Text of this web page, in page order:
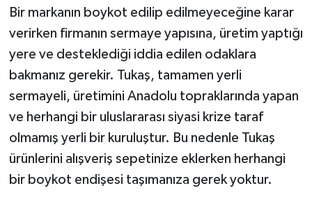
Bir markanın boykot edilip edilmeyeceğine karar
verirken firmanın sermaye yapısına, üretim yaptığı
yere ve desteklediği iddia edilen odaklara
bakmanız gerekir. Tukaş, tamamen yerli
sermayeli, üretimini Anadolu topraklarında yapan
ve herhangi bir uluslararası siyasi krize taraf
olmamış yerli bir kuruluştur. Bu nedenle Tukaş
ürünlerini alışveriş sepetinize eklerken herhangi
bir boykot endişesi taşımanıza gerek yoktur.